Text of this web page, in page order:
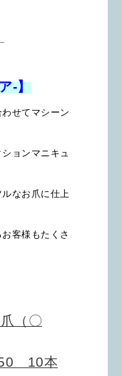
-】
せてマシーン
ョンマニキュ
なお爪に仕上
客様もたくさ
（〇
10本